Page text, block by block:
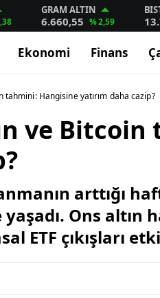
GRAM ALTIN
6.660,55 % 2,59
Ekonomi Finans
tahmini: Hangisine yatırım daha cazip?
ve
arttığı
Ons altın
ETF çıkışları